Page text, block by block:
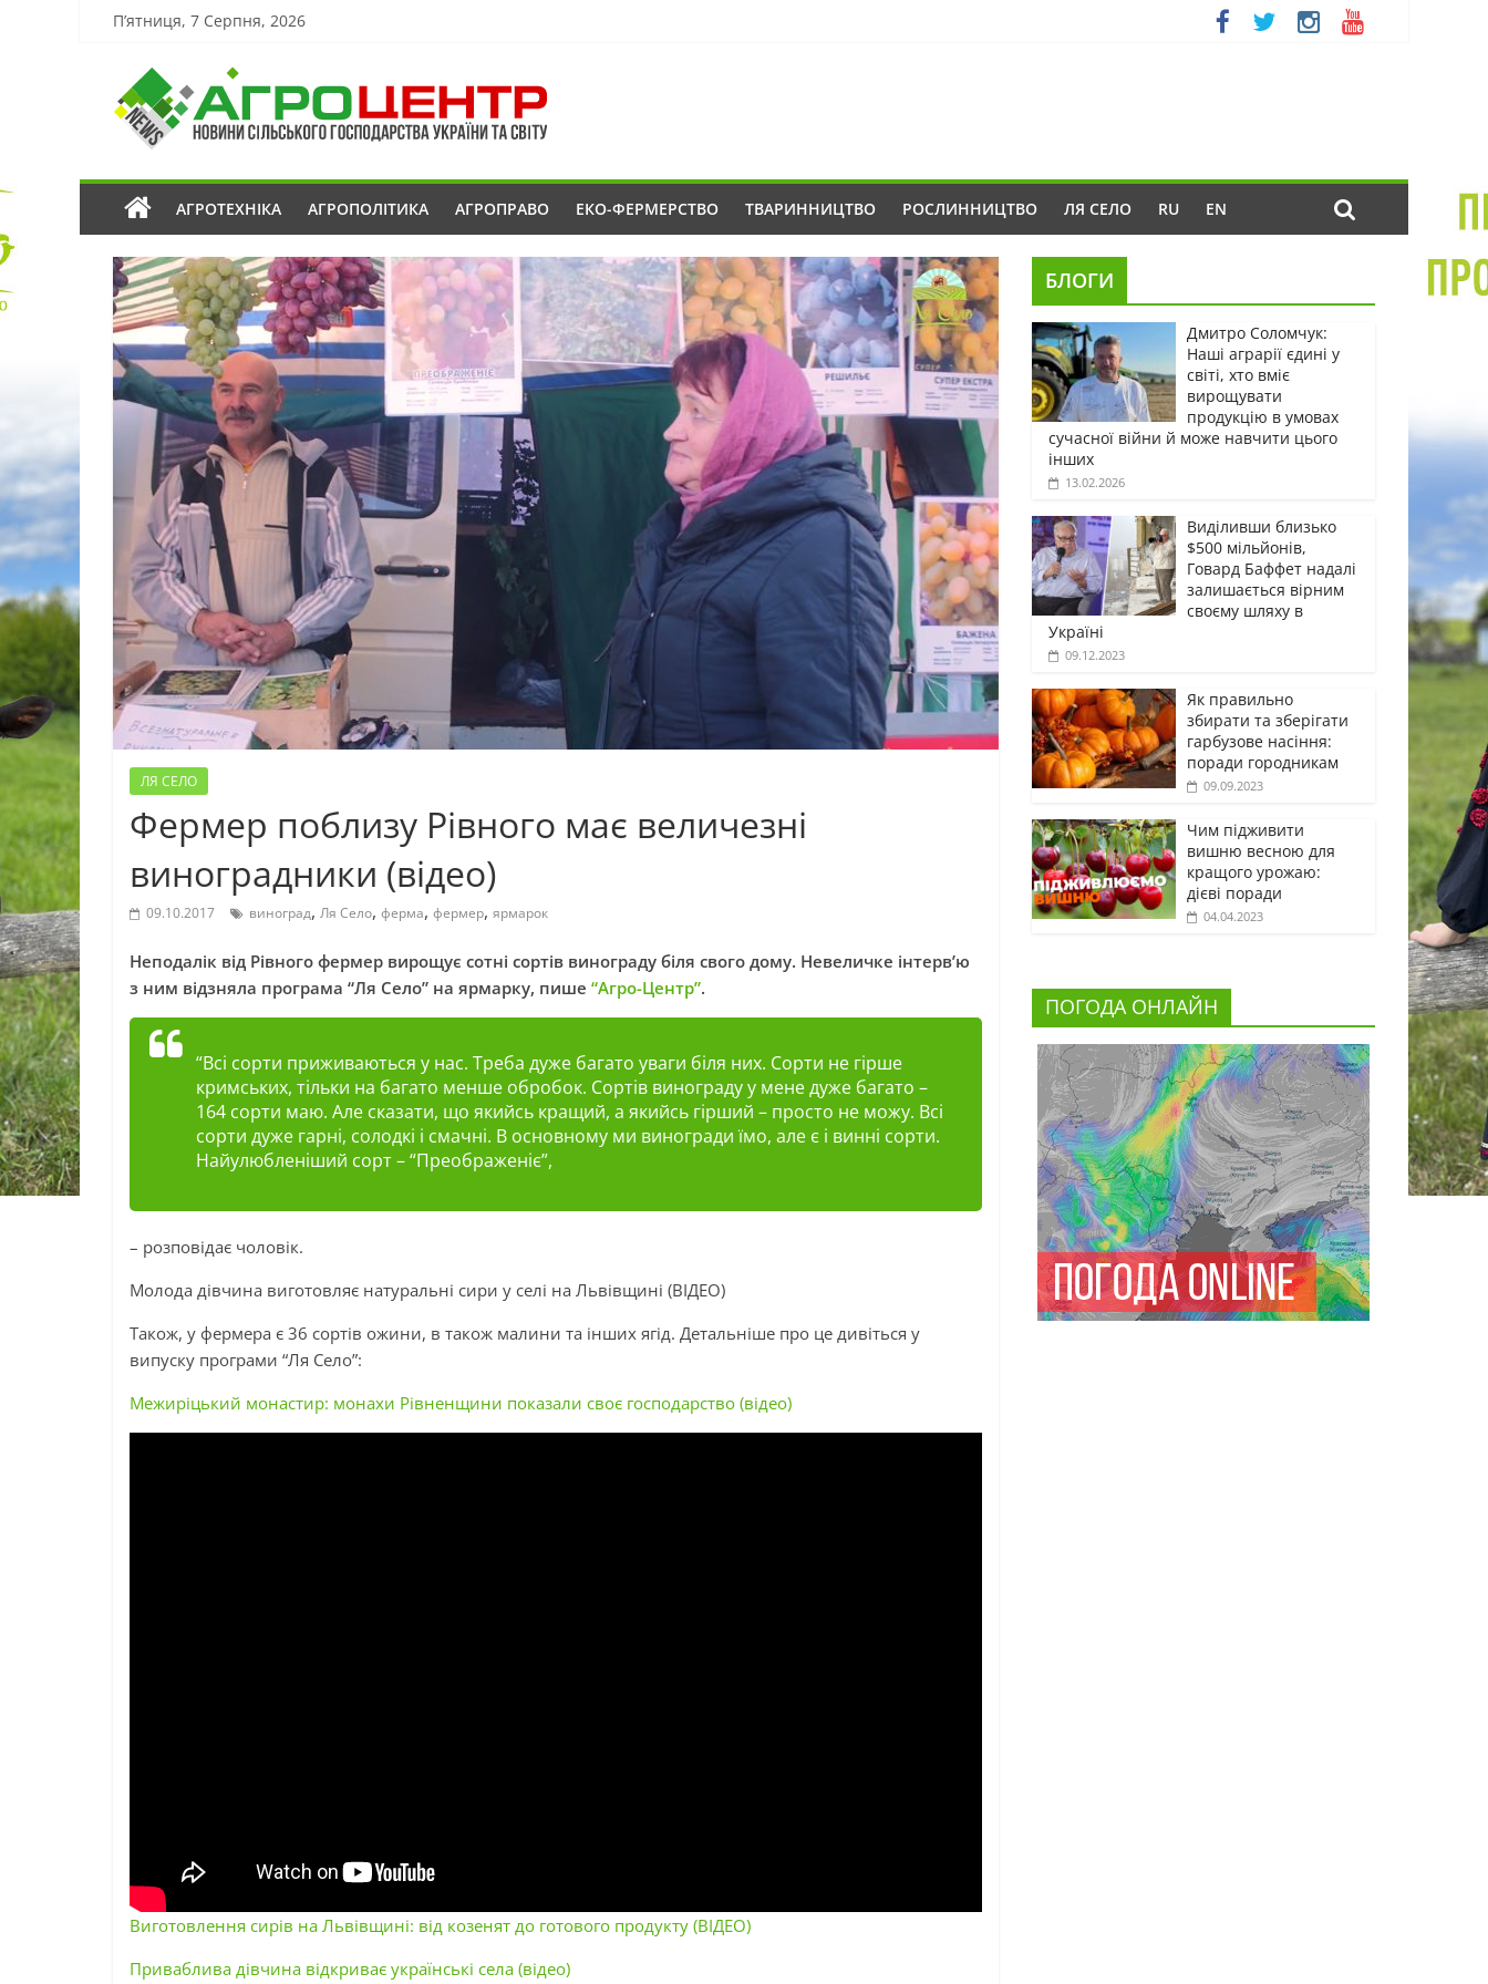
П’ятниця, 7 Серпня, 2026
АГРОТЕХНІКА АГРОПОЛІТИКА АГРОПРАВО ЕКО-ФЕРМЕРСТВО ТВАРИННИЦТВО РОСЛИННИЦТВО ЛЯ СЕЛО RU EN
ЛЯ СЕЛО
Фермер поблизу Рівного має величезні
виноградники (відео)
09.10.2017 виноград, Ля Село, ферма, фермер, ярмарок
Неподалік від Рівного фермер вирощує сотні сортів винограду біля свого дому. Невеличке інтерв’ю
з ним відзняла програма “Ля Село” на ярмарку, пише “Агро-Центр”.
“Всі сорти приживаються у нас. Треба дуже багато уваги біля них. Сорти не гірше
кримських, тільки на багато менше обробок. Сортів винограду у мене дуже багато –
164 сорти маю. Але сказати, що якийсь кращий, а якийсь гірший – просто не можу. Всі
сорти дуже гарні, солодкі і смачні. В основному ми виногради їмо, але є і винні сорти.
Найулюбленіший сорт – “Преображеніє”,
– розповідає чоловік.
Молода дівчина виготовляє натуральні сири у селі на Львівщині (ВІДЕО)
Також, у фермера є 36 сортів ожини, в також малини та інших ягід. Детальніше про це дивіться у
випуску програми “Ля Село”:
Межиріцький монастир: монахи Рівненщини показали своє господарство (відео)
Виготовлення сирів на Львівщині: від козенят до готового продукту (ВІДЕО)
Приваблива дівчина відкриває українські села (відео)
БЛОГИ
Дмитро Соломчук:
Наші аграрії єдині у
світі, хто вміє
вирощувати
продукцію в умовах
сучасної війни й може навчити цього
інших
13.02.2026
Виділивши близько
$500 мільйонів,
Говард Баффет надалі
залишається вірним
своєму шляху в
Україні
09.12.2023
Як правильно
збирати та зберігати
гарбузове насіння:
поради городникам
09.09.2023
Чим підживити
вишню весною для
кращого урожаю:
дієві поради
04.04.2023
ПОГОДА ОНЛАЙН